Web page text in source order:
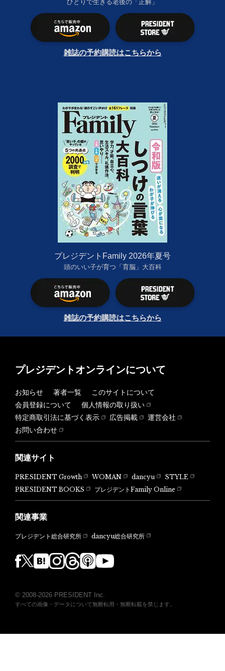
ひとりで生きる老後の「正解」
雑誌の予約購読はこちらから
プレジデントFamily 2026年夏号
頭のいい子が育つ「育脳」大百科
雑誌の予約購読はこちらから
プレジデントオンラインについて
お知らせ 著者一覧
このサイトについて
会員登録について
個人情報の取り扱い
特定商取引法に基づく表示
広告掲載
運営会社
お問い合わせ
関連サイト
PRESIDENT Growth WOMAN dancyu
STYLE
PRESIDENT BOOKS
プレジデントFamily Online
関連事業
プレジデント総合研究所 dancyu総合研究所
© 2008-2026 PRESIDENT Inc.
すべての画像・データについて無断転用・無断転載を禁じます。